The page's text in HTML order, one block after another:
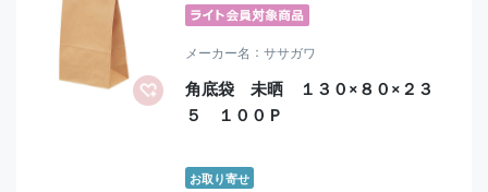
メーカー名 ササガワ
角底袋 未晒 １３０×８０×２３
５ １００Ｐ
お取り寄せ